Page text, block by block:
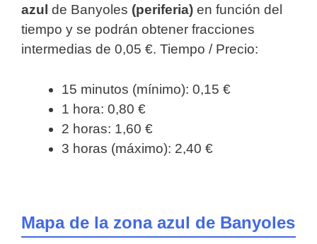
azul de Banyoles (periferia) en función del
tiempo y se podrán obtener fracciones
intermedias de 0,05 €. Tiempo / Precio:
15 minutos (mínimo): 0,15 €
1 hora: 0,80 €
2 horas: 1,60 €
3 horas (máximo): 2,40 €
Mapa de la zona azul de Banyoles